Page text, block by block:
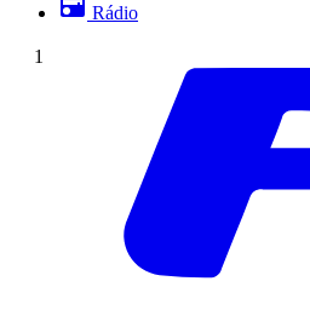
Rádio
1